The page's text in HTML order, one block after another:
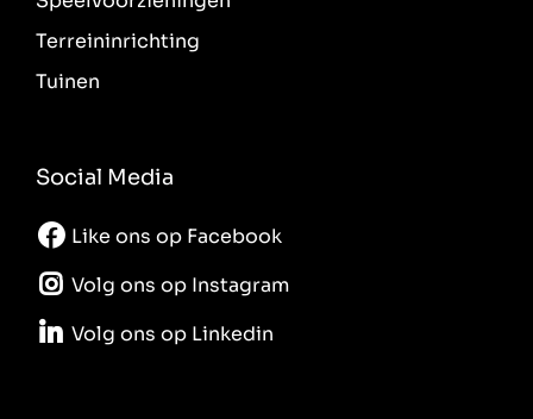
Terreininrichting
Tuinen
Social Media
Like ons op Facebook
Volg ons op Instagram
Volg ons op Linkedin